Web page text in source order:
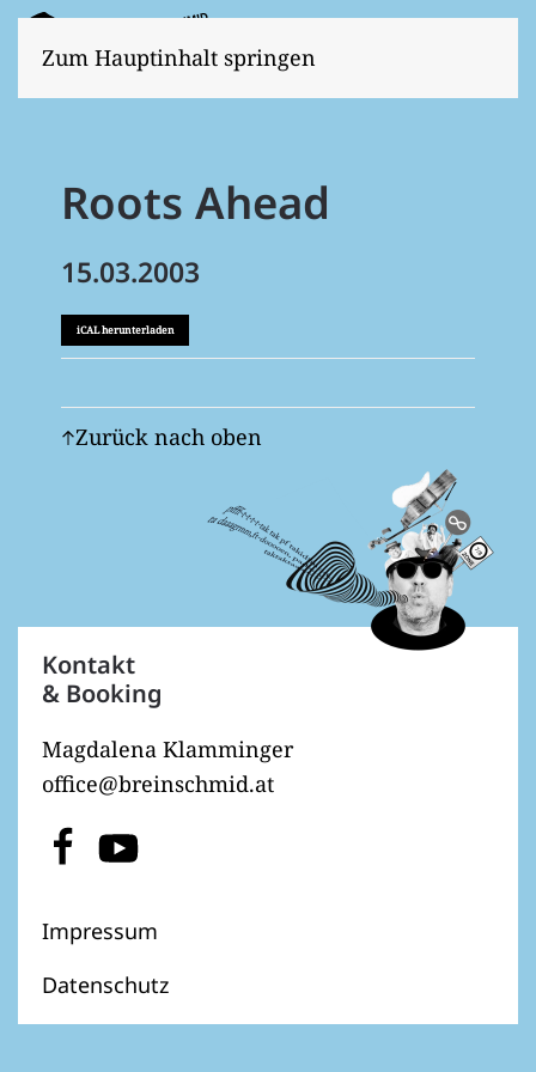
Zum Hauptinhalt springen
Roots Ahead
15.03.2003
iCAL herunterladen
Zurück nach oben
Kontakt
& Booking
Magdalena Klamminger
office@breinschmid.at
Impressum
Datenschutz